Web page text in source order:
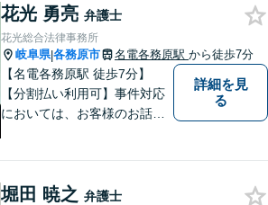
花光 勇亮 弁護士
花光総合法律事務所
岐阜県|各務原市 名電各務原駅 から徒歩7分
【名電各務原駅 徒歩7分】
【分割払い利用可】事件対応
においては、お客様のお話を
ることを心がけています。
詳細を見
る
堀田 暁之 弁護士